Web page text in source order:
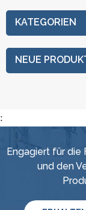
KATEGORIEN
NEUE
:
Engagiert für die
und den